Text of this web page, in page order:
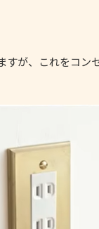
すが、これをコン